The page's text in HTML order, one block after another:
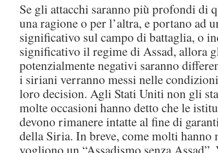
Se gli attacchi saranno più profondi di
una ragione o per l’altra, e portano ad
significativo sul campo di battaglia, o
significativo il regime di Assad, allora
potenzialmente negativi saranno
i siriani verranno messi nelle
loro decision. Agli Stati Uniti non gli
molte occasioni hanno detto che le
devono rimanere intatte al fine di
della Siria. In breve, come molti
vogliono un “Assadismo senza